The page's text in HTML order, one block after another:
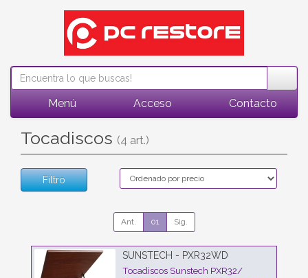
Menú Acceso Contacto
Tocadiscos (4 art.)
Filtro
Ant. 01 Sig.
SUNSTECH - PXR32WD
Tocadiscos Sunstech PXR32/